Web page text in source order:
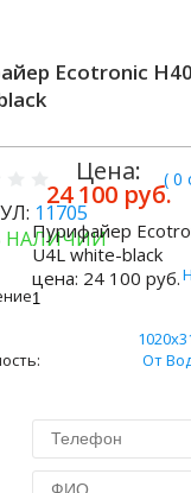
Ecotronic
( 0
11705
НАЛИЧИИ
От
Цена:
24 100 руб.
Пурифайер
U4L white-black
цена: 24 100 руб.